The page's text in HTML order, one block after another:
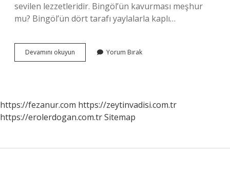
sevilen lezzetleridir. Bingöl’ün kavurması meşhur
mu? Bingöl’ün dört tarafı yaylalarla kaplı…
Devamını okuyun Bingölün
Hangi
Yorum Bırak
https://fezanur.com https://zeytinvadisi.com.tr
https://erolerdogan.com.trSitemap